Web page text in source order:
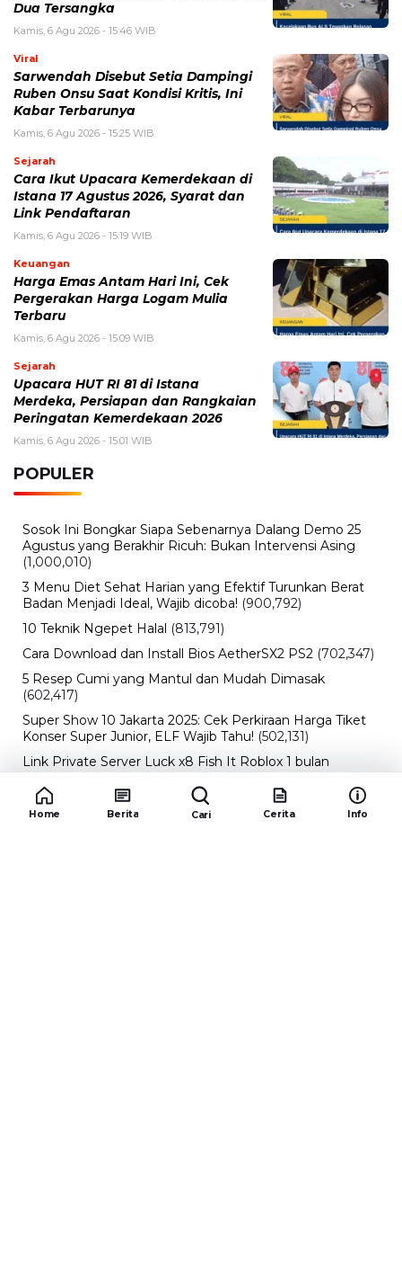
Dua Tersangka
Kamis, 6 Agu 2026 - 15:46 WIB
Viral
Sarwendah Disebut Setia Dampingi
Ruben Onsu Saat Kondisi Kritis, Ini
Kabar Terbarunya
Kamis, 6 Agu 2026 - 15:25 WIB
Sejarah
Cara Ikut Upacara Kemerdekaan di
Istana 17 Agustus 2026, Syarat dan
Link Pendaftaran
Kamis, 6 Agu 2026 - 15:19 WIB
Keuangan
Harga Emas Antam Hari Ini, Cek
Pergerakan Harga Logam Mulia
Terbaru
Kamis, 6 Agu 2026 - 15:09 WIB
Sejarah
Upacara HUT RI 81 di Istana
Merdeka, Persiapan dan Rangkaian
Peringatan Kemerdekaan 2026
Kamis, 6 Agu 2026 - 15:01 WIB
POPULER
Sosok Ini Bongkar Siapa Sebenarnya Dalang Demo 25
Agustus yang Berakhir Ricuh: Bukan Intervensi Asing
(1,000,010)
3 Menu Diet Sehat Harian yang Efektif Turunkan Berat
Badan Menjadi Ideal, Wajib dicoba! (900,792)
10 Teknik Ngepet Halal (813,791)
Cara Download dan Install Bios AetherSX2 PS2 (702,347)
5 Resep Cumi yang Mantul dan Mudah Dimasak
(602,417)
Super Show 10 Jakarta 2025: Cek Perkiraan Harga Tiket
Konser Super Junior, ELF Wajib Tahu! (502,131)
Link Private Server Luck x8 Fish It Roblox 1 bulan
Diadakan oleh Redaksiku.com: Event Langka dengan
Drop Rate yang Melejit
(424,809)
10 Film Indonesia Tayang November 2024, Ada Film
Home Berita Cari Cerita Info